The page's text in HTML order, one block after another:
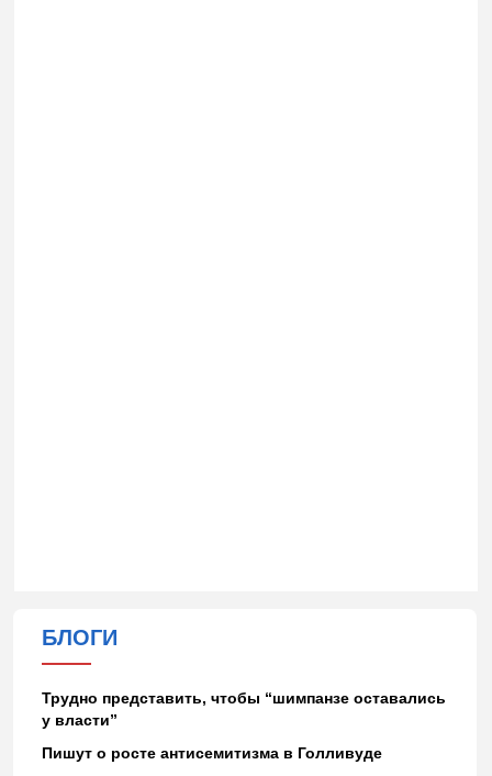
БЛОГИ
Трудно представить, чтобы “шимпанзе оставались
у власти”
Пишут о росте антисемитизма в Голливуде